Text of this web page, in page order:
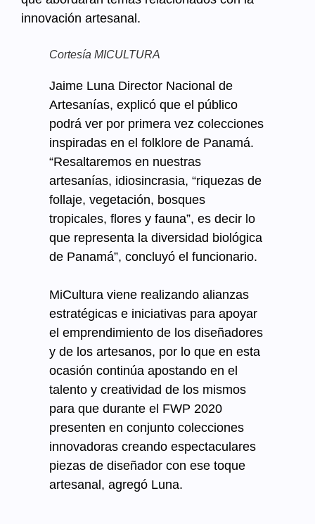
innovación artesanal.
Cortesía MICULTURA
Jaime Luna Director Nacional de
Artesanías, explicó que el público
podrá ver por primera vez colecciones
inspiradas en el folklore de Panamá.
“Resaltaremos en nuestras
artesanías, idiosincrasia, “riquezas de
follaje, vegetación, bosques
tropicales, flores y fauna”, es decir lo
que representa la diversidad biológica
de Panamá”, concluyó el funcionario.
MiCultura viene realizando alianzas
estratégicas e iniciativas para apoyar
el emprendimiento de los diseñadores
y de los artesanos, por lo que en esta
ocasión continúa apostando en el
talento y creatividad de los mismos
para que durante el FWP 2020
presenten en conjunto colecciones
innovadoras creando espectaculares
piezas de diseñador con ese toque
artesanal, agregó Luna.